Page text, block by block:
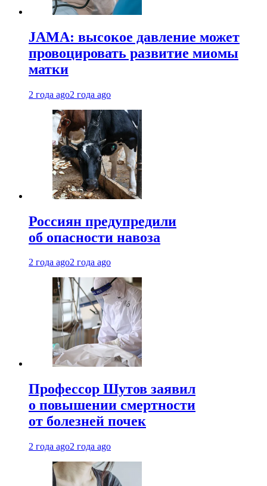
JAMA: высокое давление может
провоцировать развитие миомы
матки
2 года ago2 года ago
Россиян предупредили
об опасности навоза
2 года ago2 года ago
Профессор Шутов заявил
о повышении смертности
от болезней почек
2 года ago2 года ago